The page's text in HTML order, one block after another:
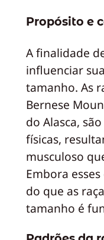
Propósito e
A finalidade
influenciar
tamanho. As
Bernese
do Alasca,
físicas,
musculoso
Embora
do que as
tamanho é